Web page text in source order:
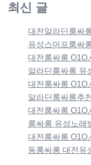
최신 글
대전알라딘룸싸
유성스머프룸싸
대전룸싸롱
알라딘룸싸롱 유
대전룸싸롱
알라딘룸싸롱추
대전룸싸롱
룸싸롱 유성노래
대전룸싸롱
동룸싸롱 대전유